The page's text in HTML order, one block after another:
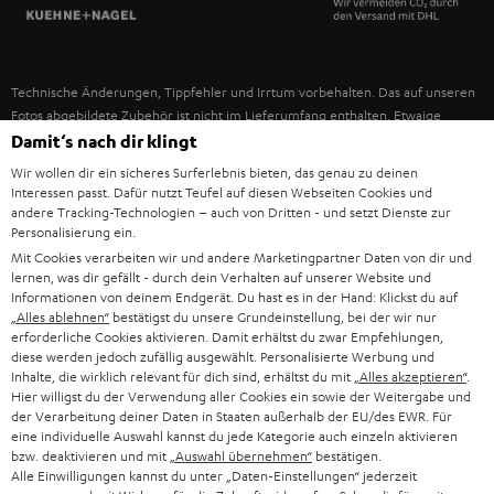
NEUHEITEN
UNSER MANAGEMENT
UNSERE WERTE
BILDUNGSRABATT
GESCHENKGUTSCHEIN
BARRIEREFREIHEIT
USA
WEITERE LÄNDER
Technische Änderungen, Tippfehler und Irrtum vorbehalten. Das auf unseren
Fotos abgebildete Zubehör ist nicht im Lieferumfang enthalten. Etwaige
Entsorgungsgebühren für Batterien sind im Preis inbegriffen.
©2026 Lautsprecher Teufel GmbH - All rights reserved.
Impressum AGB
Vertrag widerrufen
Damit‘s nach dir klingt
Wir wollen dir ein sicheres Surferlebnis bieten, das genau zu deinen
Interessen passt. Dafür nutzt Teufel auf diesen Webseiten Cookies und
andere Tracking-Technologien – auch von Dritten - und setzt Dienste zur
Personalisierung ein.
Mit Cookies verarbeiten wir und andere Marketingpartner Daten von dir und
lernen, was dir gefällt - durch dein Verhalten auf unserer Website und
Informationen von deinem Endgerät. Du hast es in der Hand: Klickst du auf
„Alles ablehnen“ bestätigst du unsere Grundeinstellung, bei der wir nur
erforderliche Cookies aktivieren. Damit erhältst du zwar Empfehlungen,
diese werden jedoch zufällig ausgewählt. Personalisierte Werbung und
Inhalte, die wirklich relevant für dich sind, erhältst du mit „Alles akzeptieren“.
Hier willigst du der Verwendung aller Cookies ein sowie der Weitergabe und
der Verarbeitung deiner Daten in Staaten außerhalb der EU/des EWR. Für
eine individuelle Auswahl kannst du jede Kategorie auch einzeln aktivieren
bzw. deaktivieren und mit „Auswahl übernehmen“ bestätigen.
Alle Einwilligungen kannst du unter „Daten-Einstellungen“ jederzeit